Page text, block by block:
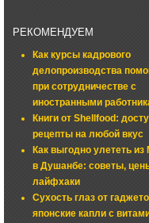
РЕКОМЕНДУЕМ
Как курсы кадрового
делопроизводства
при сотрудничестве с
иностранными
Книги от Shellfood:
рецепты на любой вкус
Как выгодно улететь
в Душанбе: советы,
лайфхаки
Сухость глаз от
японские капли с